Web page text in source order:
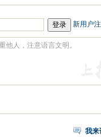
新用户
我来